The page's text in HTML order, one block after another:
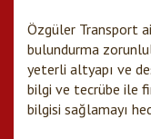
Özgüler Transport
bulundurma
yeterli altyapı ve
bilgi ve tecrübe ile
bilgisi sağlamayı